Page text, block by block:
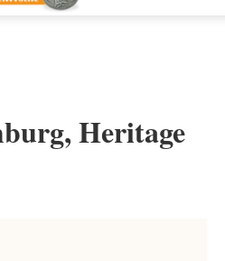
Heritage